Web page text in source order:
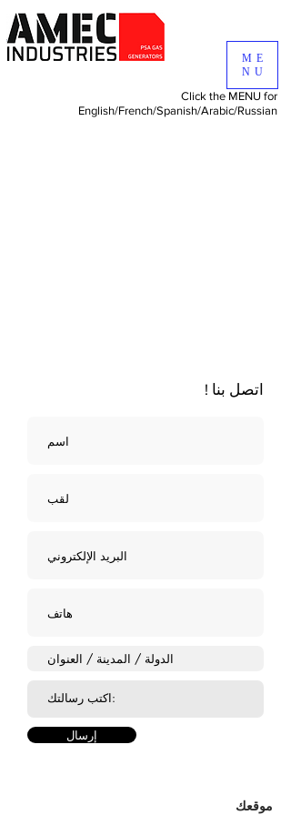
Click the MENU for
English/French/Spanish/Arabic/Russian
ME
NU
اتصل بنا !
إرسال
موقعك